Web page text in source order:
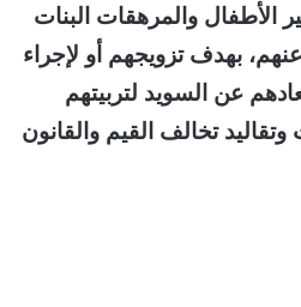
والمرهقات البنات
بهدف تزويجهم أو لإجراء
عن السويد لتربيتهم
تخالف القيم والقانون